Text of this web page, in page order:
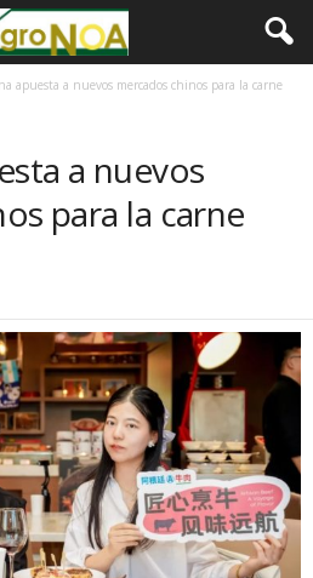
apuesta a nuevos mercados chinos para la carne
a nuevos
para la carne